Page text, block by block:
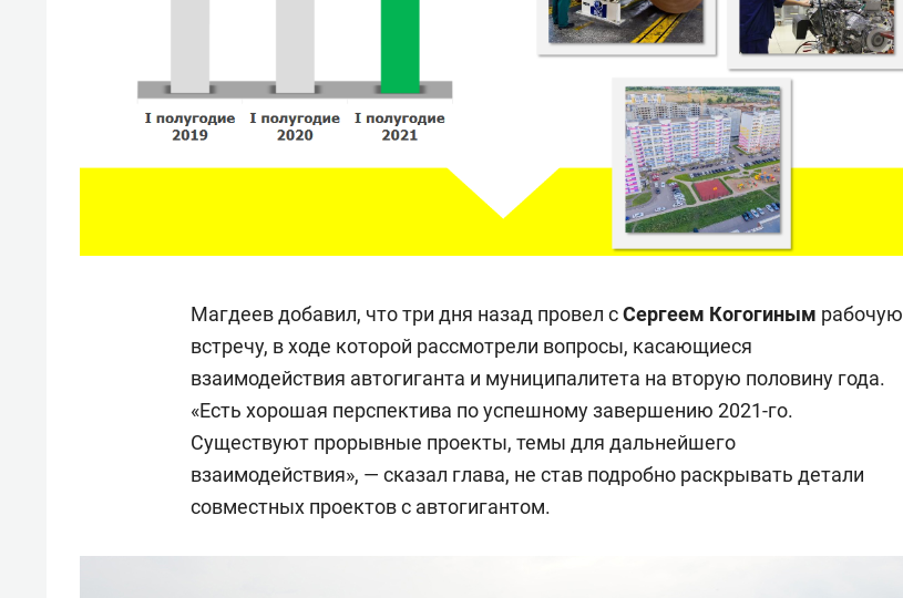
Магдеев добавил, что три дня назад провел сСергеем Когогиным рабочую
встречу, в ходе которой рассмотрели вопросы, касающиеся
взаимодействия автогиганта и муниципалитета на вторую половину года.
«Есть хорошая перспектива по успешному завершению 2021-го.
Существуют прорывные проекты, темы для дальнейшего
взаимодействия», — сказал глава, не став подробно раскрывать детали
совместных проектов с автогигантом.